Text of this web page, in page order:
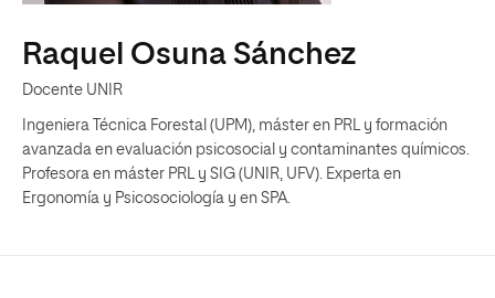
Raquel Osuna Sánchez
Docente UNIR
Ingeniera Técnica Forestal (UPM), máster en PRL y formación
avanzada en evaluación psicosocial y contaminantes químicos.
Profesora en máster PRL y SIG (UNIR, UFV). Experta en
Ergonomía y Psicosociología y en SPA.